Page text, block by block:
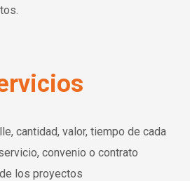
cantidad, valor, tiempo de cada
convenio o contrato
los proyectos